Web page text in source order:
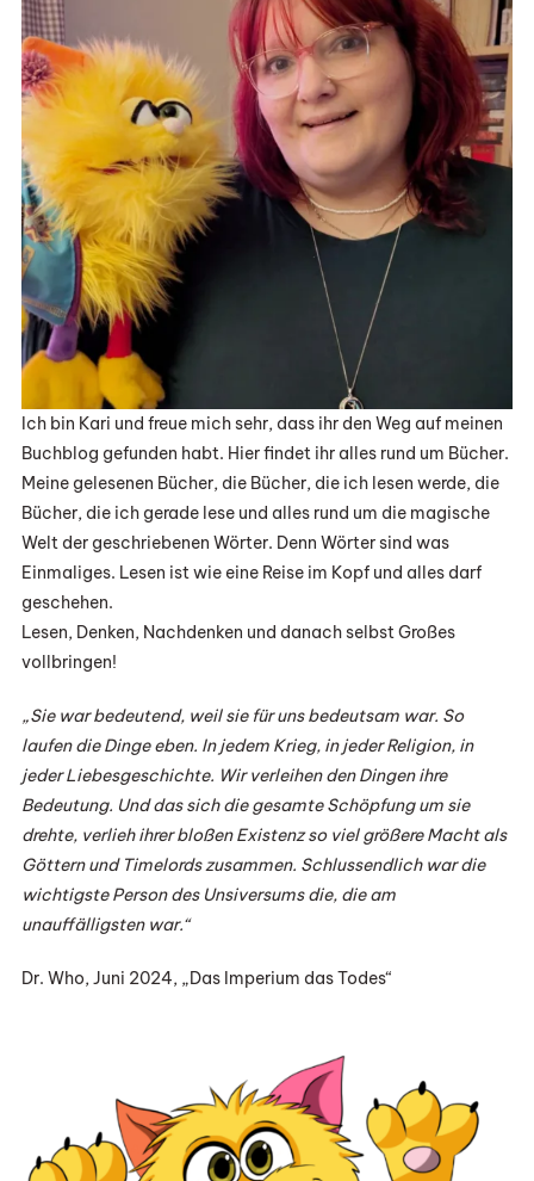
Ich bin Kari und freue mich sehr, dass ihr den Weg auf meinen
Buchblog gefunden habt. Hier findet ihr alles rund um Bücher.
Meine gelesenen Bücher, die Bücher, die ich lesen werde, die
Bücher, die ich gerade lese und alles rund um die magische
Welt der geschriebenen Wörter. Denn Wörter sind was
Einmaliges. Lesen ist wie eine Reise im Kopf und alles darf
geschehen.
Lesen, Denken, Nachdenken und danach selbst Großes
vollbringen!
„Sie war bedeutend, weil sie für uns bedeutsam war. So
laufen die Dinge eben. In jedem Krieg, in jeder Religion, in
jeder Liebesgeschichte. Wir verleihen den Dingen ihre
Bedeutung. Und das sich die gesamte Schöpfung um sie
drehte, verlieh ihrer bloßen Existenz so viel größere Macht als
Göttern und Timelords zusammen. Schlussendlich war die
wichtigste Person des Unsiversums die, die am
unauffälligsten war.“
Dr. Who, Juni 2024, „Das Imperium das Todes“